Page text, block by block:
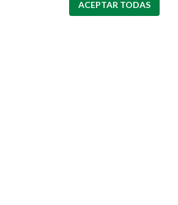
ACEPTAR TODAS